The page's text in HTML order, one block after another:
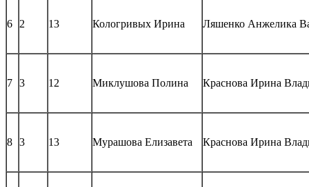
6 2 13 Кологривых Ирина Ляшенко Анжелика
7 3 12 Миклушова Полина Краснова Ирина
8 3 13 Мурашова Елизавета Краснова Ирина